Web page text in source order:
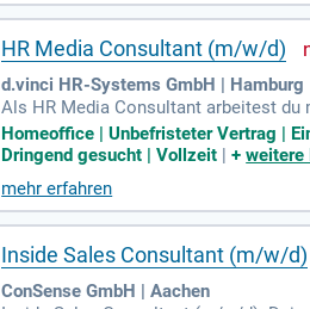
HR Media Consultant (m/w/d)
d.vinci HR-Systems GmbH | Hamburg
Als HR Media Consultant arbeitest du
er der führenden Anbieter im Bereich
Homeoffice | Unbefristeter Vertrag |
Dringend gesucht | Vollzeit |+weitere
mehr erfahren
Inside Sales Consultant (m/w/d)
ConSense GmbH | Aachen